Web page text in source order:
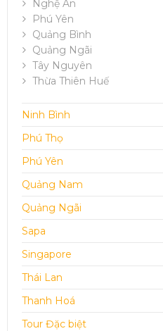
Nghệ An
Phú Yên
Quảng Bình
Quảng Ngãi
Tây Nguyên
Thừa Thiên Huế
Ninh Bình
Phú Thọ
Phú Yên
Quảng Nam
Quảng Ngãi
Sapa
Singapore
Thái Lan
Thanh Hoá
Tour Đặc biệt